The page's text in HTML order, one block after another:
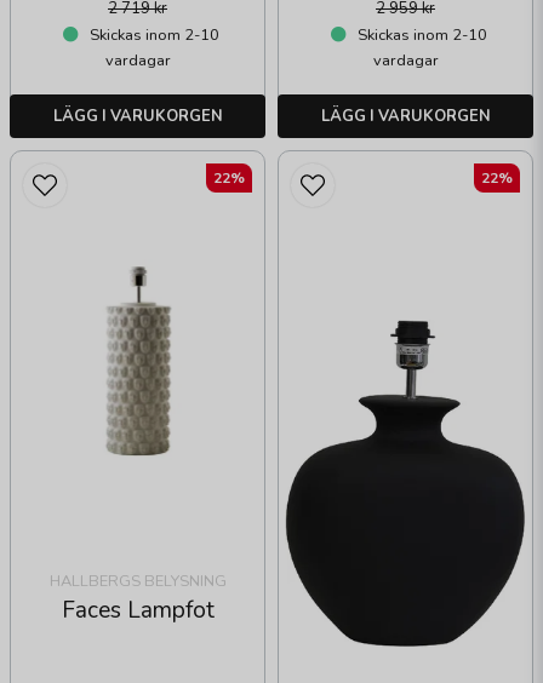
2 719 kr
Skickas inom 2-10
vardagar
LÄGG I VARUKORGEN
2 959 kr
Skickas inom 2-10
vardagar
LÄGG I VARUKORGEN
HALLBERGS BELYSNING
Faces Lampfot
22% 22%